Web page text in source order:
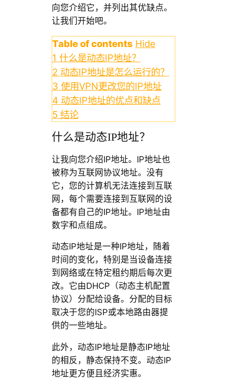
向您介绍它，并列出其优缺点。
让我们开始吧。
Table of contents Hide
1 什么是动态IP地址？
2 动态IP地址是怎么运行的？
3 使用VPN更改您的IP地址
4 动态IP地址的优点和缺点
5 结论
什么是动态IP地址？
让我向您介绍IP地址。IP地址也
被称为互联网协议地址。没有
它，您的计算机无法连接到互联
网，每个需要连接到互联网的设
备都有自己的IP地址。IP地址由
数字和点组成。
动态IP地址是一种IP地址，随着
时间的变化，特别是当设备连接
到网络或在特定租约期后每次更
改。它由DHCP（动态主机配置
协议）分配给设备。分配的目标
取决于您的ISP或本地路由器提
供的一些地址。
此外，动态IP地址是静态IP地址
的相反，静态保持不变。动态IP
地址更方便且经济实惠。